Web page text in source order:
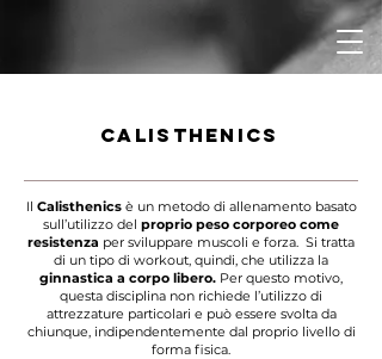
CALISTHENICS
Il Calisthenics è un metodo di allenamento basato
sull’utilizzo del proprio peso corporeo come
resistenza per sviluppare muscoli e forza. Si tratta
di un tipo di workout, quindi, che utilizza la
ginnastica a corpo libero. Per questo motivo,
questa disciplina non richiede l’utilizzo di
attrezzature particolari e può essere svolta da
chiunque, indipendentemente dal proprio livello di
forma fisica.